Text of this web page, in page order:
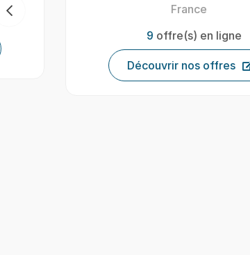
offre(s) en ligne
Découvrir nos offres